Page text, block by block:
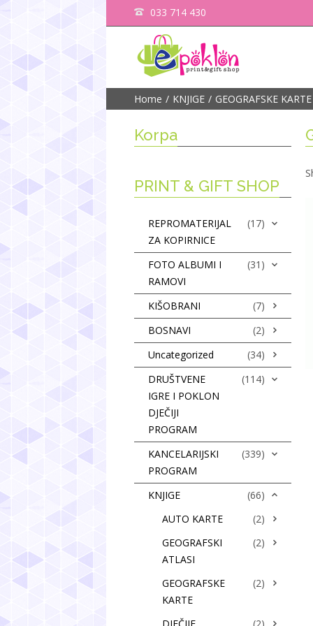
033 714 430
Home KNJIGE GEOGRAFSKE KARTE
Korpa
PRINT & GIFT SHOP
REPROMATERIJAL
ZA KOPIRNICE
(17)
FOTO ALBUMI I
RAMOVI
(31)
KIŠOBRANI
(7)
BOSNAVI
(2)
Uncategorized
(34)
DRUŠTVENE
IGRE I POKLON
DJEČIJI
PROGRAM
(114)
KANCELARIJSKI
PROGRAM
(339)
KNJIGE
(66)
AUTO KARTE
(2)
GEOGRAFSKI
ATLASI
(2)
GEOGRAFSKE
KARTE
(2)